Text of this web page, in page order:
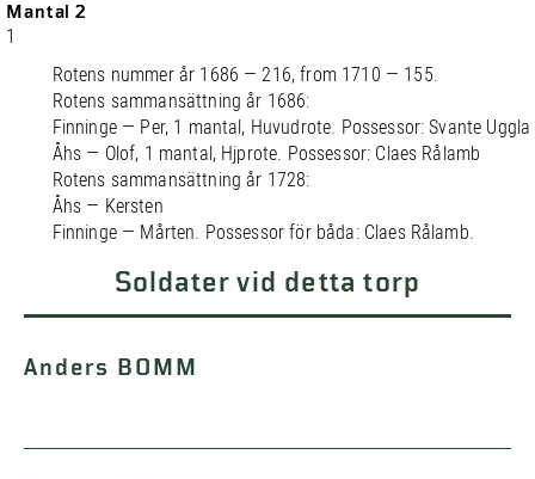
Mantal 2
1
Rotens nummer år 1686 — 216, from 1710 — 155.
Rotens sammansättning år 1686:
Finninge — Per, 1 mantal, Huvudrote. Possessor: Svante Uggla
Åhs — Olof, 1 mantal, Hjprote. Possessor: Claes Rålamb
Rotens sammansättning år 1728:
Åhs — Kersten
Finninge — Mårten. Possessor för båda: Claes Rålamb.
Soldater vid detta torp
Anders BOMM